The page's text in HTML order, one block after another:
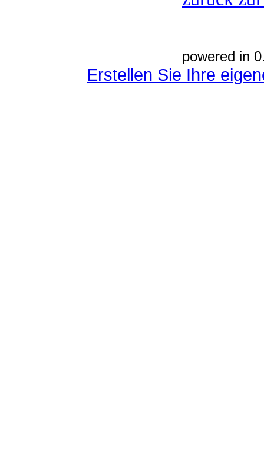
powered in
Erstellen Sie Ihre